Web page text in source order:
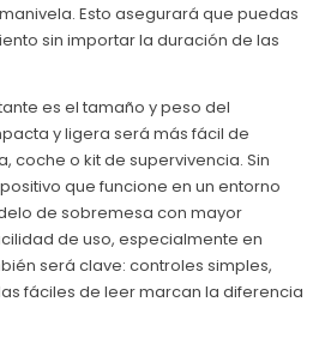
Esto asegurará que puedas
sin importar la duración de las
es el tamaño y peso del
y ligera será más fácil de
coche o kit de supervivencia. Sin
que funcione en un entorno
de sobremesa con mayor
de uso, especialmente en
será clave: controles simples,
fáciles de leer marcan la diferencia